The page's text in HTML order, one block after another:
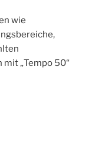
wie
„Tempo 50“